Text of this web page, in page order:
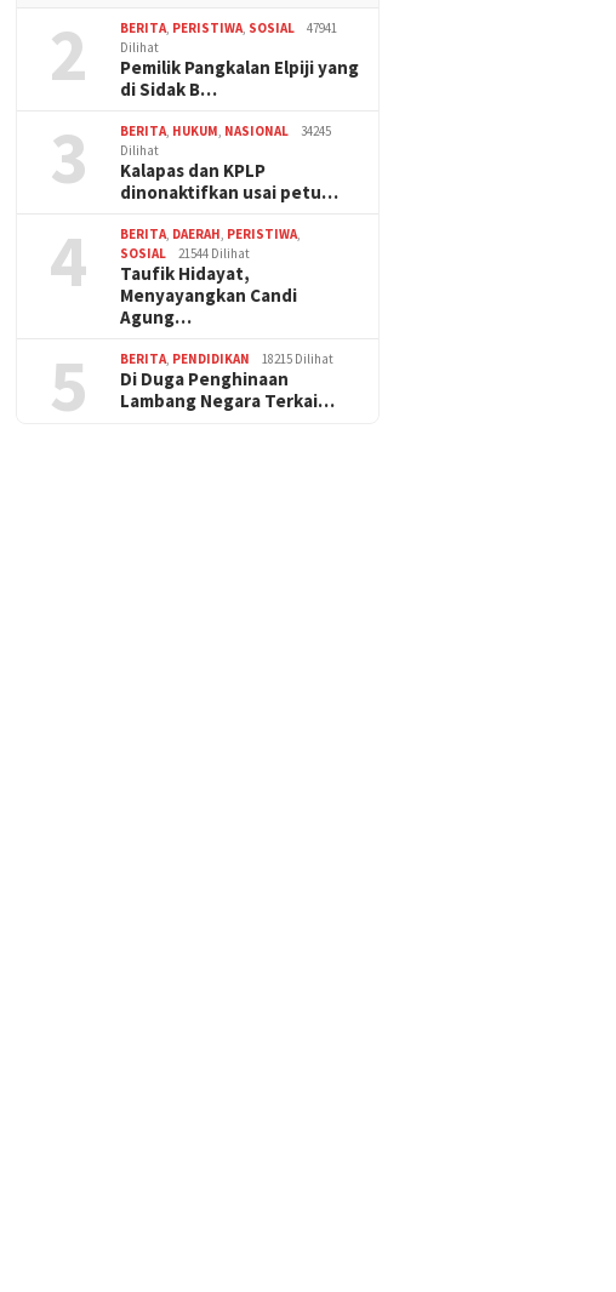
2 BERITA, PERISTIWA, SOSIAL
47941
Dilihat
Pemilik Pangkalan Elpiji yang
di Sidak B…
3 BERITA, HUKUM, NASIONAL
34245
Dilihat
Kalapas dan KPLP
dinonaktifkan usai petu…
4 BERITA, DAERAH, PERISTIWA,
SOSIAL
21544 Dilihat
Taufik Hidayat,
Menyayangkan Candi
Agung…
5 BERITA, PENDIDIKAN 18215 Dilihat
Di Duga Penghinaan
Lambang Negara Terkai…